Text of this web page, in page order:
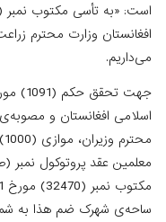
افغانستان وزارت محترم
می‌داریم.
ساحه‌ی شهرک ضم هذا به